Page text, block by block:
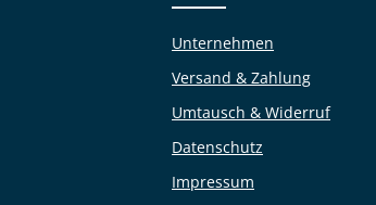
Unternehmen
Versand & Zahlung
Umtausch & Widerruf
Datenschutz
Impressum